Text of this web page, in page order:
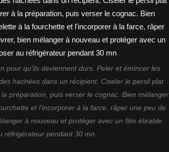
pour qu'ils deviennent durs. Peler et émincer les
hachées dans un récipient. Ciseler le persil plat
préparation, puis verser le cognac. Bien mélanger
et l'incorporer à la farce, râper une peu de
à nouveau et protéger avec un film étirable.
réfrigérateur pendant 30 mn